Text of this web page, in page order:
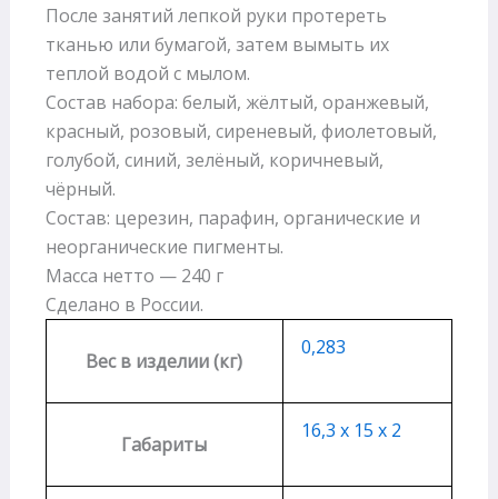
После занятий лепкой руки протереть
тканью или бумагой, затем вымыть их
теплой водой с мылом.
Состав набора: белый, жёлтый, оранжевый,
красный, розовый, сиреневый, фиолетовый,
голубой, синий, зелёный, коричневый,
чёрный.
Состав: церезин, парафин, органические и
неорганические пигменты.
Масса нетто — 240 г
Сделано в России.
Вес в изделии (кг)
0,283
Габариты
16,3 х 15 х 2